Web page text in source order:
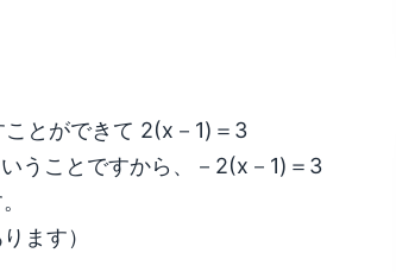
ことができて 2(x－1)＝3
うことですから、－2(x－1)＝3
ます）